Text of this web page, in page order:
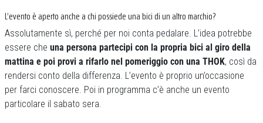
L’evento è aperto anche a chi possiede una bici di un altro marchio?
Assolutamente sì, perché per noi conta pedalare. L’idea potrebbe
essere che una persona partecipi con la propria bici al giro della
mattina e poi provi a rifarlo nel pomeriggio con una THOK, così da
rendersi conto della differenza. L’evento è proprio un’occasione
per farci conoscere. Poi in programma c’è anche un evento
particolare il sabato sera.